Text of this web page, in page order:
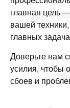
главная цель
вашей
главных
Доверьте нам
усилия, чтобы
сбоев и